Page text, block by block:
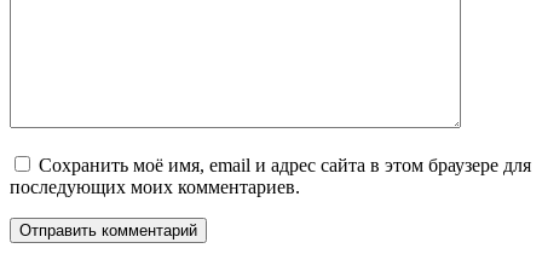
Сохранить моё имя, email и адрес сайта в этом браузере для
последующих моих комментариев.